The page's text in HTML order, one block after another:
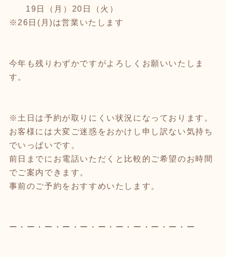
19日（月）20日（火）
※26日(月)は営業いたします
今年も残りわずかですがよろしくお願いいたしま
す。
※土日は予約が取りにくい状況になっております。
お客様には大変ご迷惑をおかけし申し訳ない気持ち
でいっぱいです。
前日までにお電話いただくと比較的ご希望のお時間
でご案内できます。
事前のご予約をおすすめいたします。
ー・ー・ー・ー・ー・ー・ー・ー・ー・ー・ー